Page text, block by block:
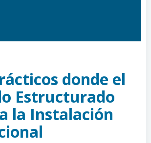
donde el
Estructurado
la Instalación